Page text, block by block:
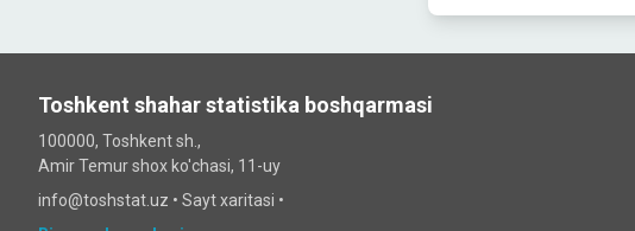
Toshkent shahar statistika boshqarmasi
100000, Toshkent sh.,
Amir Temur shox ko'chasi, 11-uy
info@toshstat.uz • Sayt xaritasi •